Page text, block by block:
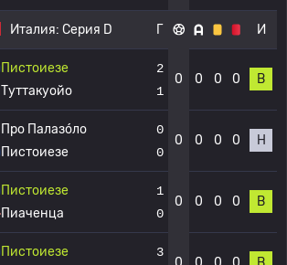
Италия: Серия D Г И
Пистоиезе
Туттакуойо
2
1
0 0 0 0 В
Про Палазо́ло
Пистоиезе
0
0
0 0 0 0 Н
Пистоиезе
Пиаченца
1
0
0 0 0 0 В
Пистоиезе
3